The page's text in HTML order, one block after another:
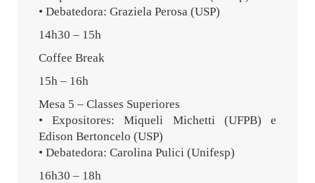
• Debatedora: Graziela Perosa (USP)
14h30 – 15h
Coffee Break
15h – 16h
Mesa 5 – Classes Superiores
• Expositores: Miqueli Michetti (UFPB) e
Edison Bertoncelo (USP)
• Debatedora: Carolina Pulici (Unifesp)
16h30 – 18h